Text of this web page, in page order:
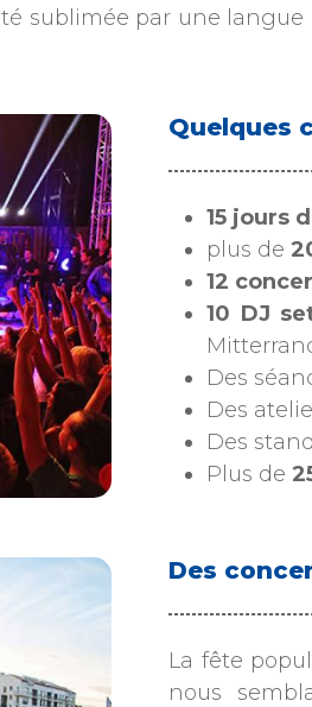
sublimée par une
Quelques
15 jours
plus de
12
10 DJ
Des
Des
Des
Plus de
Des
La fête
nous